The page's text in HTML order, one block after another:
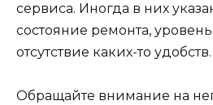
сервиса. Иногда в них
состояние ремонта,
отсутствие каких-то удобств.
Обращайте внимание на